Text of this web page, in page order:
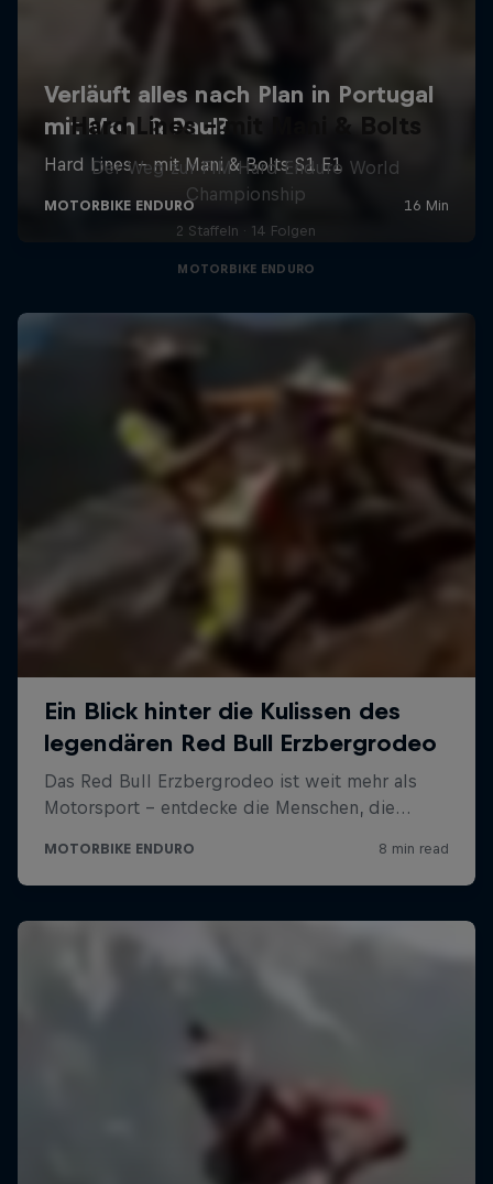
Hard Lines – mit Mani & Bolts
Der Weg zur FIM Hard Enduro World
Championship
2 Staffeln · 14 Folgen
MOTORBIKE ENDURO